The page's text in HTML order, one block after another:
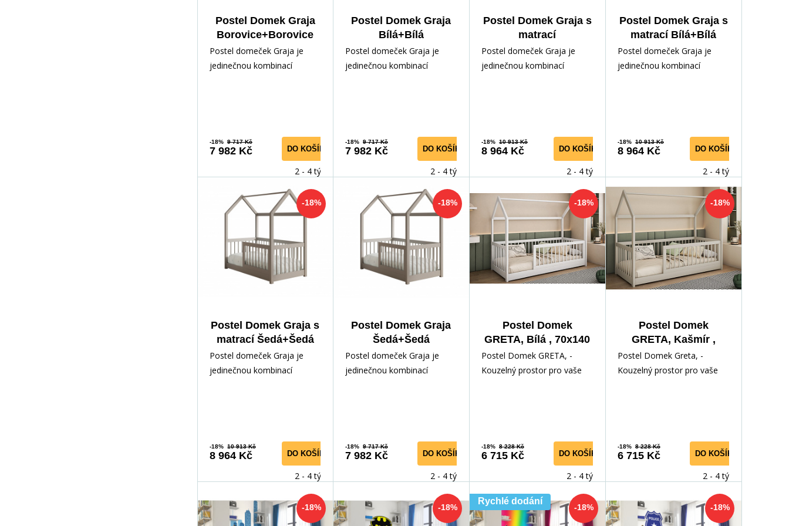
Postel Domek Graja
Borovice+Borovice
Postel domeček Graja je
jedinečnou kombinací
-18% 9 717 Kč
7 982 Kč DO KOŠÍKU
2 - 4 týdny
Postel Domek Graja
Bílá+Bílá
Postel domeček Graja je
jedinečnou kombinací
-18% 9 717 Kč
7 982 Kč DO KOŠÍKU
2 - 4 týdny
Postel Domek Graja s
matrací
Borovice+Borovice
Postel domeček Graja je
jedinečnou kombinací
-18% 10 913 Kč
8 964 Kč DO KOŠÍKU
2 - 4 týdny
Postel Domek Graja s
matrací Bílá+Bílá
Postel domeček Graja je
jedinečnou kombinací
-18% 10 913 Kč
8 964 Kč DO KOŠÍKU
2 - 4 týdny
-18%
Postel Domek Graja s
matrací Šedá+Šedá
Postel domeček Graja je
jedinečnou kombinací
-18% 10 913 Kč
8 964 Kč DO KOŠÍKU
2 - 4 týdny
-18%
Postel Domek Graja
Šedá+Šedá
Postel domeček Graja je
jedinečnou kombinací
-18% 9 717 Kč
7 982 Kč DO KOŠÍKU
2 - 4 týdny
-18%
Postel Domek
GRETA, Bílá , 70x140
cm
Postel Domek GRETA, -
Kouzelný prostor pro vaše
-18% 8 228 Kč
6 715 Kč DO KOŠÍKU
2 - 4 týdny
-18%
Postel Domek
GRETA, Kašmír ,
70x140 cm
Postel Domek Greta, -
Kouzelný prostor pro vaše
-18% 8 228 Kč
6 715 Kč DO KOŠÍKU
2 - 4 týdny
-18% -18% -18%
Rychlé dodání
-18%